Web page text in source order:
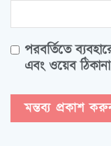
পরবর্তিতে
এবং ওয়েব